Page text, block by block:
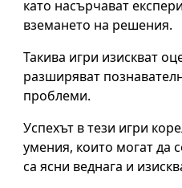
като насърчават
вземането на решения.
Такива игри изискват
разширяват
проблеми.
Успехът в тези игри
умения, които могат да
са ясни веднага и